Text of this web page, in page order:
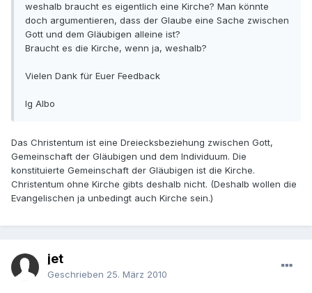
weshalb braucht es eigentlich eine Kirche? Man könnte
doch argumentieren, dass der Glaube eine Sache zwischen
Gott und dem Gläubigen alleine ist?
Braucht es die Kirche, wenn ja, weshalb?
Vielen Dank für Euer Feedback
lg Albo
Das Christentum ist eine Dreiecksbeziehung zwischen Gott,
Gemeinschaft der Gläubigen und dem Individuum. Die
konstituierte Gemeinschaft der Gläubigen ist die Kirche.
Christentum ohne Kirche gibts deshalb nicht. (Deshalb wollen die
Evangelischen ja unbedingt auch Kirche sein.)
jet
Geschrieben 25. März 2010